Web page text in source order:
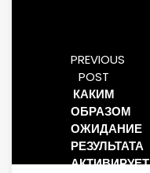
PREVIOUS
POST
КАКИМ
ОБРАЗОМ
ОЖИДАНИЕ
РЕЗУЛЬТАТА
АКТИВИРУЕТ